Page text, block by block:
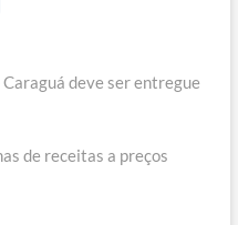
deve ser entregue
de receitas a preços